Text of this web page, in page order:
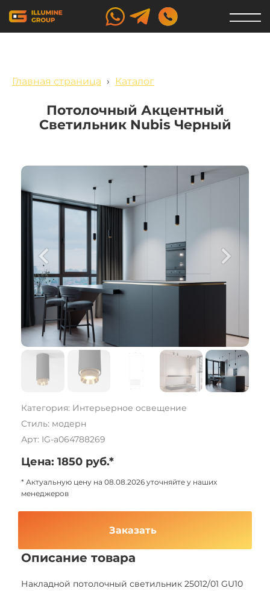
Главная страница › Каталог
Потолочный Акцентный
Светильник Nubis Черный
Категория: Интерьерное освещение
Стиль: модерн
Арт: IG-a064788269
Цена: 1850 руб.*
* Актуальную цену на 08.08.2026 уточняйте у наших
менеджеров
Заказать
Описание товара
Накладной потолочный светильник 25012/01 GU10